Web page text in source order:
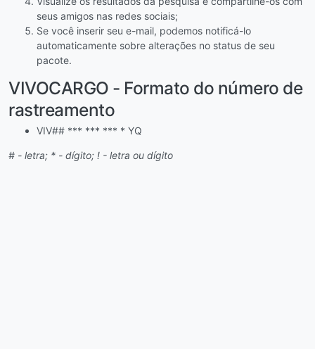
seus amigos nas redes sociais;
Se você inserir seu e-mail, podemos notificá-lo
automaticamente sobre alterações no status de seu
pacote.
VIVOCARGO - Formato do número de
rastreamento
VIV## *** *** *** * YQ
# - letra; * - dígito; ! - letra ou dígito